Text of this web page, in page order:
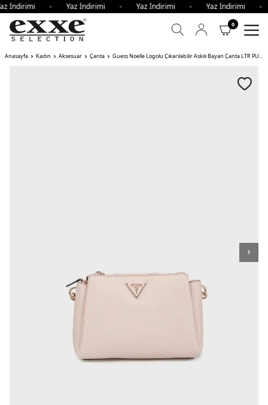
İndirimi - Yaz İndirimi - Yaz İndirimi - Yaz
0
Anasayfa Kadın Aksesuar Çanta Guess Noelle Logolu Çıkarılabilir Askılı Bayan Çanta LTR PUDRA